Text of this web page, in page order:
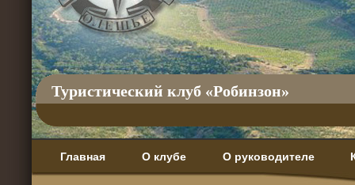
Туристический клуб «Робинзон»
Главная О клубе О руководителе